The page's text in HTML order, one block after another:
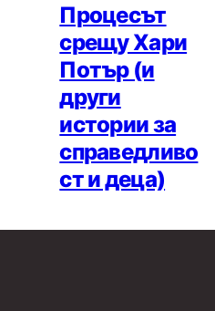
Процесът
срещу Хари
Потър (и
други
истории за
справедливо
ст и деца)